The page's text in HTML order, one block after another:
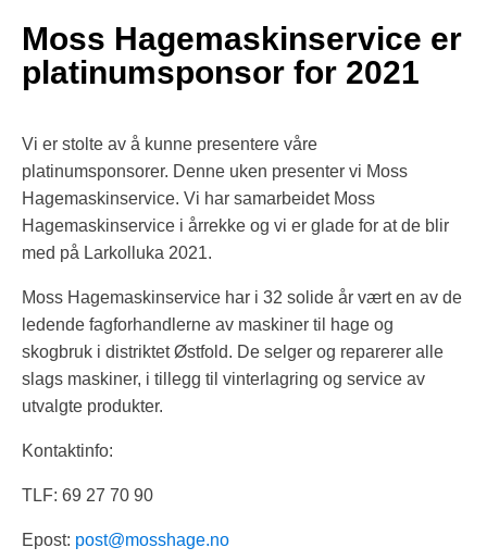
Moss Hagemaskinservice er
platinumsponsor for 2021
Vi er stolte av å kunne presentere våre
platinumsponsorer. Denne uken presenter vi Moss
Hagemaskinservice. Vi har samarbeidet Moss
Hagemaskinservice i årrekke og vi er glade for at de blir
med på Larkolluka 2021.
Moss Hagemaskinservice har i 32 solide år vært en av de
ledende fagforhandlerne av maskiner til hage og
skogbruk i distriktet Østfold. De selger og reparerer alle
slags maskiner, i tillegg til vinterlagring og service av
utvalgte produkter.
Kontaktinfo:
TLF: 69 27 70 90
Epost: post@mosshage.no